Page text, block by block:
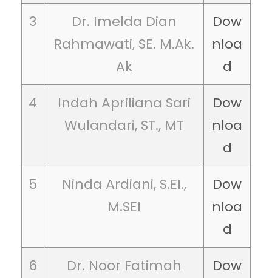
3
Dr. Imelda Dian
Rahmawati, SE. M.Ak.
Ak
Dow
nloa
d
4
Indah Apriliana Sari
Wulandari, ST., MT
Dow
nloa
d
5
Ninda Ardiani, S.EI.,
M.SEI
Dow
nloa
d
6
Dr. Noor Fatimah
Dow